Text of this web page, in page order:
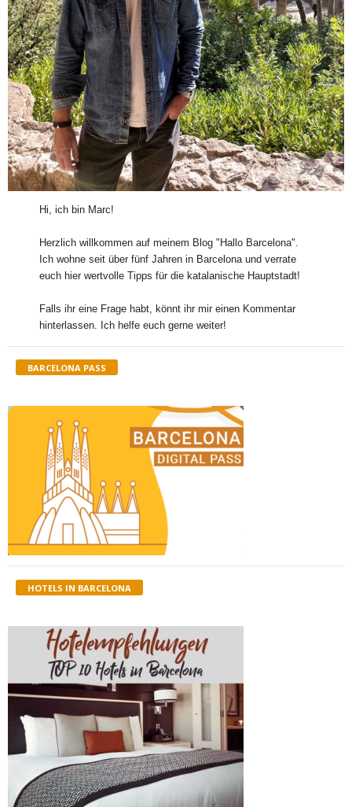
Hi, ich bin Marc!
Herzlich willkommen auf meinem Blog "Hallo Barcelona".
Ich wohne seit über fünf Jahren in Barcelona und verrate
euch hier wertvolle Tipps für die katalanische Hauptstadt!
Falls ihr eine Frage habt, könnt ihr mir einen Kommentar
hinterlassen. Ich helfe euch gerne weiter!
BARCELONA PASS
HOTELS IN BARCELONA